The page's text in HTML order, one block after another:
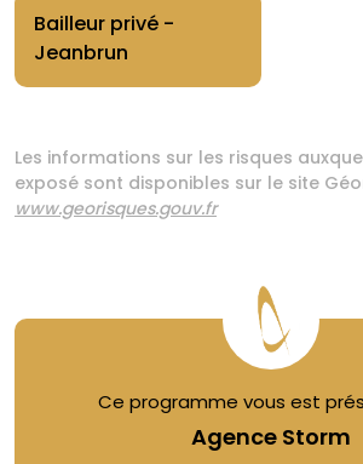
Bailleur privé -
Jeanbrun
Les informations sur les risques
exposé sont disponibles sur le site
www.georisques.gouv.fr
Ce programme vous est
Agence Storm